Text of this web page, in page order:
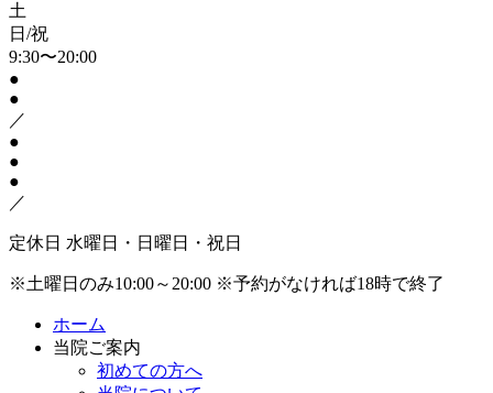
土
日/祝
9:30〜20:00
●
●
／
●
●
●
／
定休日 水曜日・日曜日・祝日
※土曜日のみ10:00～20:00 ※予約がなければ18時で終了
ホーム
当院ご案内
初めての方へ